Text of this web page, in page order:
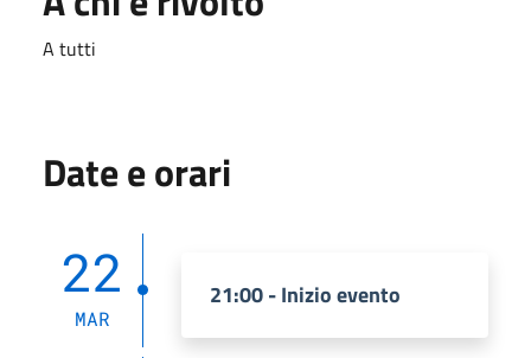
A tutti
Date e orari
22
MAR
21:00 - Inizio evento